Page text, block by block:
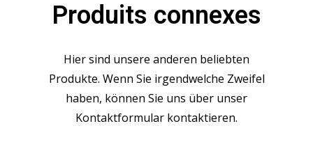
Produits connexes
Hier sind unsere anderen beliebten
Produkte. Wenn Sie irgendwelche Zweifel
haben, können Sie uns über unser
Kontaktformular kontaktieren.